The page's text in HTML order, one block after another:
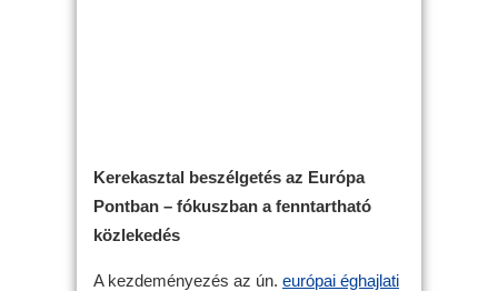
Kerekasztal beszélgetés az Európa
Pontban – fókuszban a fenntartható
közlekedés
A kezdeményezés az ún. európai éghajlati